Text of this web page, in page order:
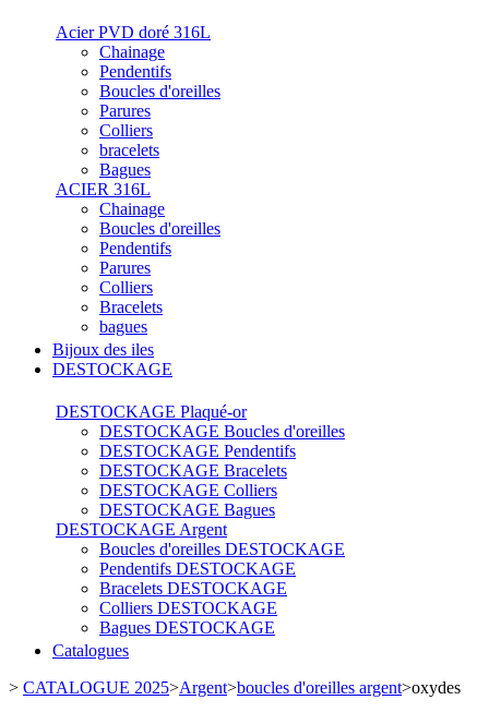
Acier PVD doré 316L
Chainage
Pendentifs
Boucles d'oreilles
Parures
Colliers
bracelets
Bagues
ACIER 316L
Chainage
Boucles d'oreilles
Pendentifs
Parures
Colliers
Bracelets
bagues
Bijoux des iles
DESTOCKAGE
DESTOCKAGE Plaqué-or
DESTOCKAGE Boucles d'oreilles
DESTOCKAGE Pendentifs
DESTOCKAGE Bracelets
DESTOCKAGE Colliers
DESTOCKAGE Bagues
DESTOCKAGE Argent
Boucles d'oreilles DESTOCKAGE
Pendentifs DESTOCKAGE
Bracelets DESTOCKAGE
Colliers DESTOCKAGE
Bagues DESTOCKAGE
Catalogues
> CATALOGUE 2025>Argent>boucles d'oreilles argent>oxydes